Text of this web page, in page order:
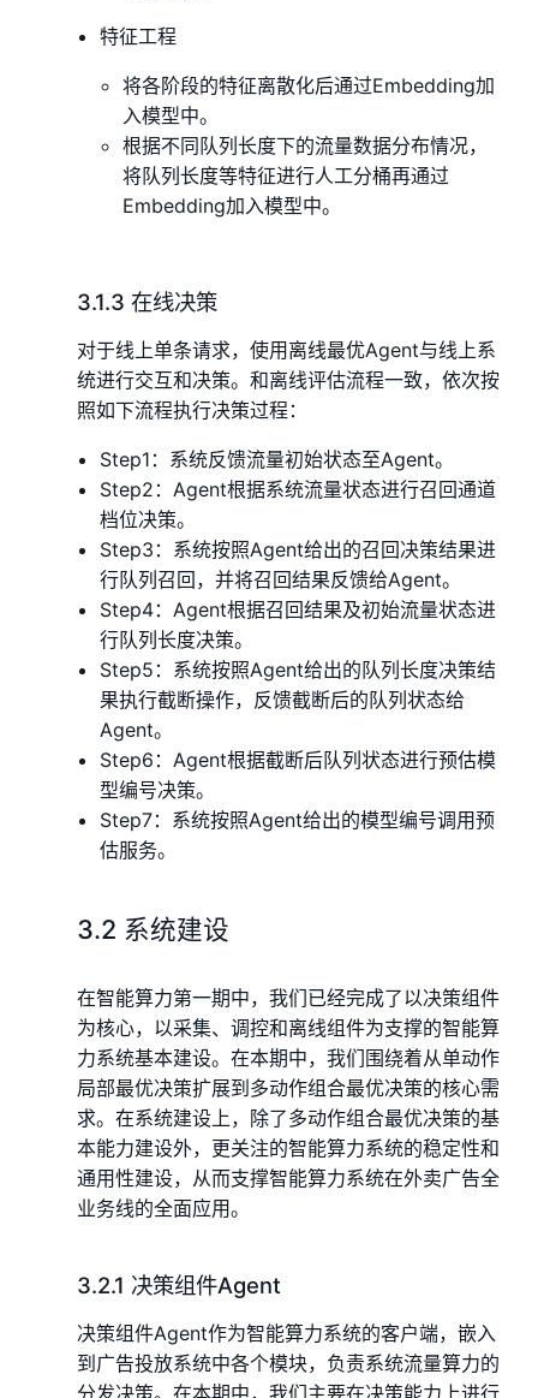
特征工程
将各阶段的特征离散化后通过Embedding加
入模型中。
根据不同队列长度下的流量数据分布情况，
将队列长度等特征进行人工分桶再通过
Embedding加入模型中。
3.1.3 在线决策
对于线上单条请求，使用离线最优Agent与线上系
统进行交互和决策。和离线评估流程一致，依次按
照如下流程执行决策过程：
Step1：系统反馈流量初始状态至Agent。
Step2：Agent根据系统流量状态进行召回通道
档位决策。
Step3：系统按照Agent给出的召回决策结果进
行队列召回，并将召回结果反馈给Agent。
Step4：Agent根据召回结果及初始流量状态进
行队列长度决策。
Step5：系统按照Agent给出的队列长度决策结
果执行截断操作，反馈截断后的队列状态给
Agent。
Step6：Agent根据截断后队列状态进行预估模
型编号决策。
Step7：系统按照Agent给出的模型编号调用预
估服务。
3.2 系统建设
在智能算力第一期中，我们已经完成了以决策组件
为核心，以采集、调控和离线组件为支撑的智能算
力系统基本建设。在本期中，我们围绕着从单动作
局部最优决策扩展到多动作组合最优决策的核心需
求。在系统建设上，除了多动作组合最优决策的基
本能力建设外，更关注的智能算力系统的稳定性和
通用性建设，从而支撑智能算力系统在外卖广告全
业务线的全面应用。
3.2.1 决策组件Agent
决策组件Agent作为智能算力系统的客户端，嵌入
到广告投放系统中各个模块，负责系统流量算力的
分发决策。在本期中，我们主要在决策能力上进行